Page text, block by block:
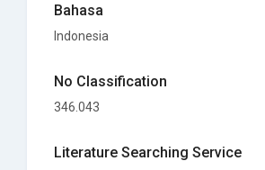
Bahasa
Indonesia
No Classification
346.043
Literature Searching Service